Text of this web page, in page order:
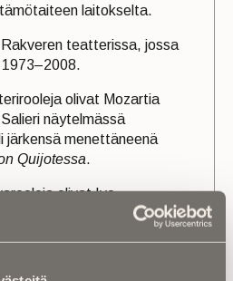
laitokselta.
teatterissa, jossa
1973–2008.
olivat Mozartia
näytelmässä
järkensä menettäneenä
Quijotessa.
olivat Ivo
Viimne reliikvia
elokuvassa
nimetöntä tonttua.